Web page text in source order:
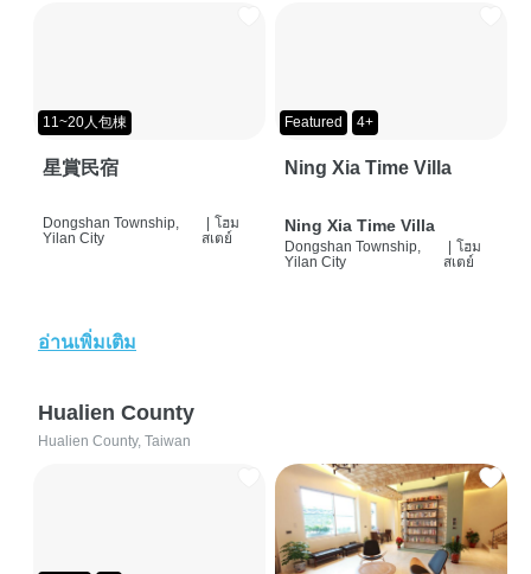
11~20人包棟
星賞民宿
Dongshan Township,
Yilan City
โฮม
สเตย์
Featured 4+
Ning Xia Time Villa
Ning Xia Time Villa
Dongshan Township,
Yilan City
โฮม
สเตย์
อ่านเพิ่มเติม
Hualien County
Hualien County, Taiwan